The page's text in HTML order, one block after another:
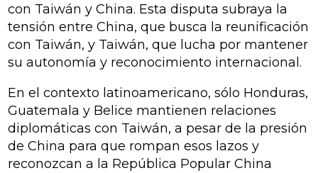
con Taiwán y China. Esta disputa subraya la
tensión entre China, que busca la reunificación
con Taiwán, y Taiwán, que lucha por mantener
su autonomía y reconocimiento internacional.
En el contexto latinoamericano, sólo Honduras,
Guatemala y Belice mantienen relaciones
diplomáticas con Taiwán, a pesar de la presión
de China para que rompan esos lazos y
reconozcan a la República Popular China